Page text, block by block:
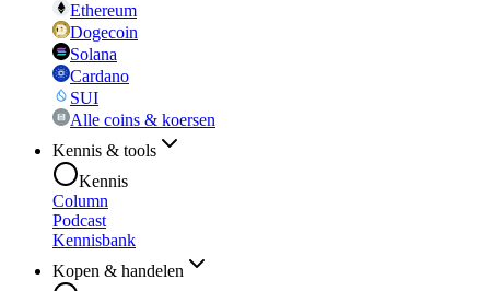
Ethereum
Dogecoin
Solana
Cardano
SUI
Alle coins & koersen
Kennis & tools
Kennis
Column
Podcast
Kennisbank
Kopen & handelen